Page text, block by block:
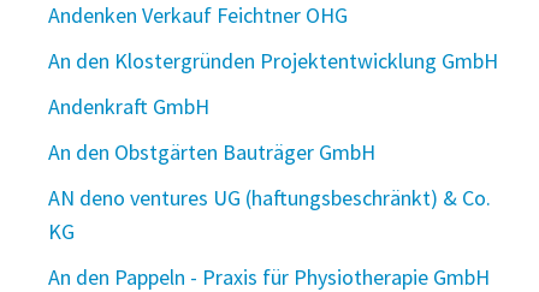
Andenken Verkauf Feichtner OHG
An den Klostergründen Projektentwicklung GmbH
Andenkraft GmbH
An den Obstgärten Bauträger GmbH
AN deno ventures UG (haftungsbeschränkt) & Co.
KG
An den Pappeln - Praxis für Physiotherapie GmbH